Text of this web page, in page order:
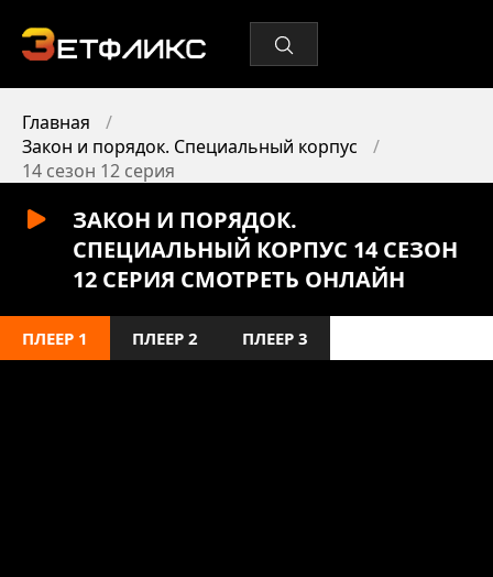
Главная
Закон и порядок. Специальный корпус
14 сезон 12 серия
ЗАКОН И ПОРЯДОК.
СПЕЦИАЛЬНЫЙ КОРПУС 14 СЕЗОН
12 СЕРИЯ СМОТРЕТЬ ОНЛАЙН
ПЛЕЕР 1 ПЛЕЕР 2 ПЛЕЕР 3